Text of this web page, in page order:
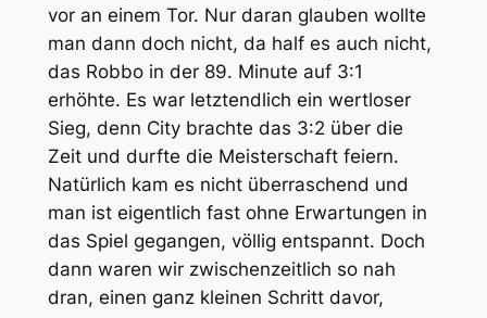
vor an einem Tor. Nur daran glauben wollte
man dann doch nicht, da half es auch nicht,
das Robbo in der 89. Minute auf 3:1
erhöhte. Es war letztendlich ein wertloser
Sieg, denn City brachte das 3:2 über die
Zeit und durfte die Meisterschaft feiern.
Natürlich kam es nicht überraschend und
man ist eigentlich fast ohne Erwartungen in
das Spiel gegangen, völlig entspannt. Doch
dann waren wir zwischenzeitlich so nah
dran, einen ganz kleinen Schritt davor,